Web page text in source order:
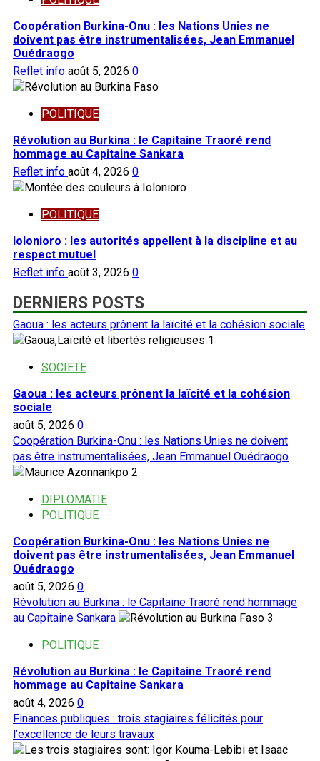
Coopération Burkina-Onu : les Nations Unies ne
doivent pas être instrumentalisées, Jean Emmanuel
Ouédraogo
Reflet info août 5, 2026 0
POLITIQUE
Révolution au Burkina : le Capitaine Traoré rend
hommage au Capitaine Sankara
Reflet info août 4, 2026 0
POLITIQUE
Iolonioro : les autorités appellent à la discipline et au
respect mutuel
Reflet info août 3, 2026 0
DERNIERS POSTS
Gaoua : les acteurs prônent la laïcité et la cohésion sociale
1
SOCIETE
Gaoua : les acteurs prônent la laïcité et la cohésion
sociale
août 5, 2026 0
Coopération Burkina-Onu : les Nations Unies ne doivent
pas être instrumentalisées, Jean Emmanuel Ouédraogo
2
DIPLOMATIE
POLITIQUE
Coopération Burkina-Onu : les Nations Unies ne
doivent pas être instrumentalisées, Jean Emmanuel
Ouédraogo
août 5, 2026 0
Révolution au Burkina : le Capitaine Traoré rend hommage
au Capitaine Sankara
3
POLITIQUE
Révolution au Burkina : le Capitaine Traoré rend
hommage au Capitaine Sankara
août 4, 2026 0
Finances publiques : trois stagiaires félicités pour
l’excellence de leurs travaux